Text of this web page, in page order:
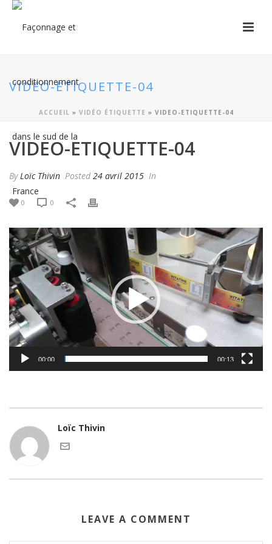
VIDEO-ETIQUETTE-04
ACCUEIL » VIDÉO ÉTIQUETTE » VIDEO-ETIQUETTE-04
VIDEO-ETIQUETTE-04
ByLoïc Thivin Posted 24 avril 2015 In
0 0
Video
Player
00:00 00:13
Loïc Thivin
LEAVE A COMMENT